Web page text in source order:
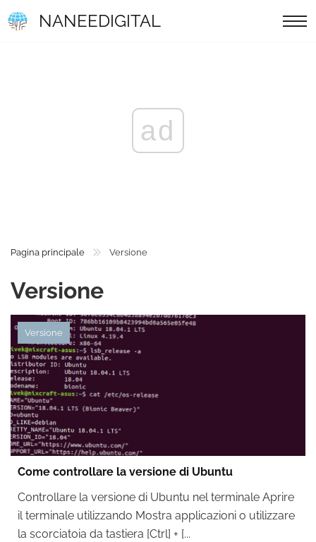
NANEEDIGITAL
ad
Pagina principale Versione
Versione
Versione
Come controllare la versione di Ubuntu
Controllare la versione di Ubuntu nel terminale Aprire
il terminale utilizzando Mostra applicazioni o utilizzare
la scorciatoia da tastiera [Ctrl] + [...